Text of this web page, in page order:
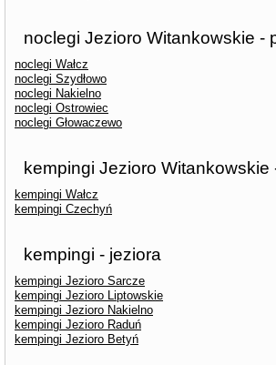
noclegi Jezioro Witankowskie -
noclegi Wałcz
noclegi Szydłowo
noclegi Nakielno
noclegi Ostrowiec
noclegi Głowaczewo
kempingi Jezioro
kempingi Wałcz
kempingi Czechyń
kempingi - jeziora
kempingi Jezioro Sarcze
kempingi Jezioro Liptowskie
kempingi Jezioro Nakielno
kempingi Jezioro Raduń
kempingi Jezioro Betyń